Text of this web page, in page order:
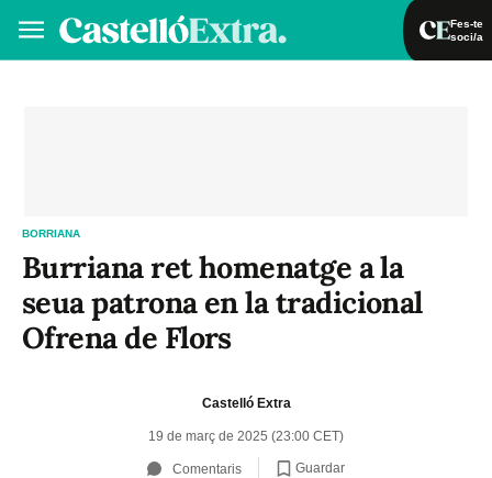
Fes-te
soci/a
BORRIANA
Burriana ret homenatge a la
seua patrona en la tradicional
Ofrena de Flors
Castelló Extra
19 de març de 2025 (23:00 CET)
Comentaris Guardar